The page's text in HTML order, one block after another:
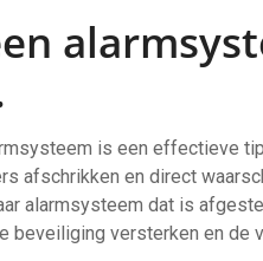
is een effectieve
afschrikken en direct
alarmsysteem dat is
beveiliging versterken en de